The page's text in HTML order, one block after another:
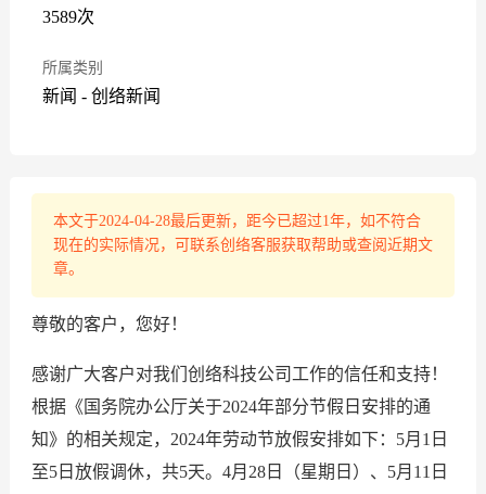
3589次
所属类别
新闻 - 创络新闻
本文于2024-04-28最后更新，距今已超过1年，如不符合
现在的实际情况，可联系创络客服获取帮助或查阅近期文
章。
尊敬的客户，您好！
感谢广大客户对我们创络科技公司工作的信任和支持！
根据《国务院办公厅关于2024年部分节假日安排的通
知》的相关规定，2024年劳动节放假安排如下：5月1日
至5日放假调休，共5天。4月28日（星期日）、5月11日